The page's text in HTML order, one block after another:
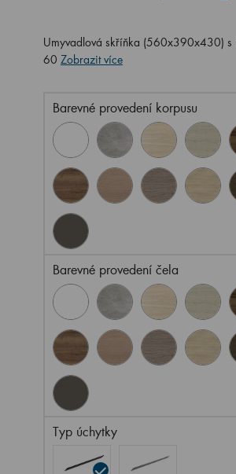
Umyvadlová skříňka (560x390x430) s
60 Zobrazit více
Barevné provedení korpusu
Barevné provedení čela
Typ úchytky